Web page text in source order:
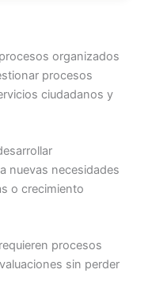
organizados
procesos
ciudadanos y
nuevas necesidades
o crecimiento
procesos
sin perder